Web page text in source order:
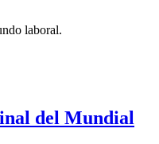
laboral.
del Mundial